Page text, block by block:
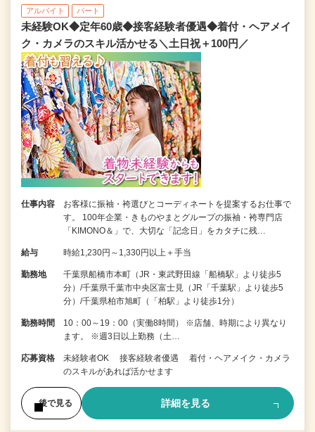
アルバイト パート
未経験OK◆定年60歳◆接客経験者優遇◆着付・ヘアメイ
ク・カメラのスキル活かせる＼土日祝＋100円／
仕事内容
お客様に振袖・袴選びとコーディネートを提案するお仕事で
す。 100年企業・きものやまとグループの振袖・袴専門店
「KIMONO＆」で、大切な「記念日」をカタチに残…
給与 時給1,230円～1,330円以上＋手当
勤務地
千葉県船橋市本町（JR・東武野田線「船橋駅」より徒歩5
分）/千葉県千葉市中央区富士見（JR「千葉駅」より徒歩5
分）/千葉県柏市旭町（「柏駅」より徒歩1分）
勤務時間
10：00～19：00（実働8時間） ※店舗、時期により異なり
ます。 ※週3日以上勤務（土…
応募資格
未経験者OK 接客経験者優遇 着付・ヘアメイク・カメラ
のスキルがあれば活かせます
後で見る 詳細を見る